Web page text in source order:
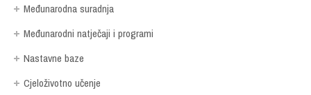
Međunarodna suradnja
Međunarodni natječaji i programi
Nastavne baze
Cjeloživotno učenje